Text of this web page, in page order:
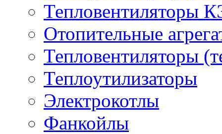
Тепловентиляторы
Отопительные
Тепловентиляторы
Теплоутилизаторы
Электрокотлы
Фанкойлы